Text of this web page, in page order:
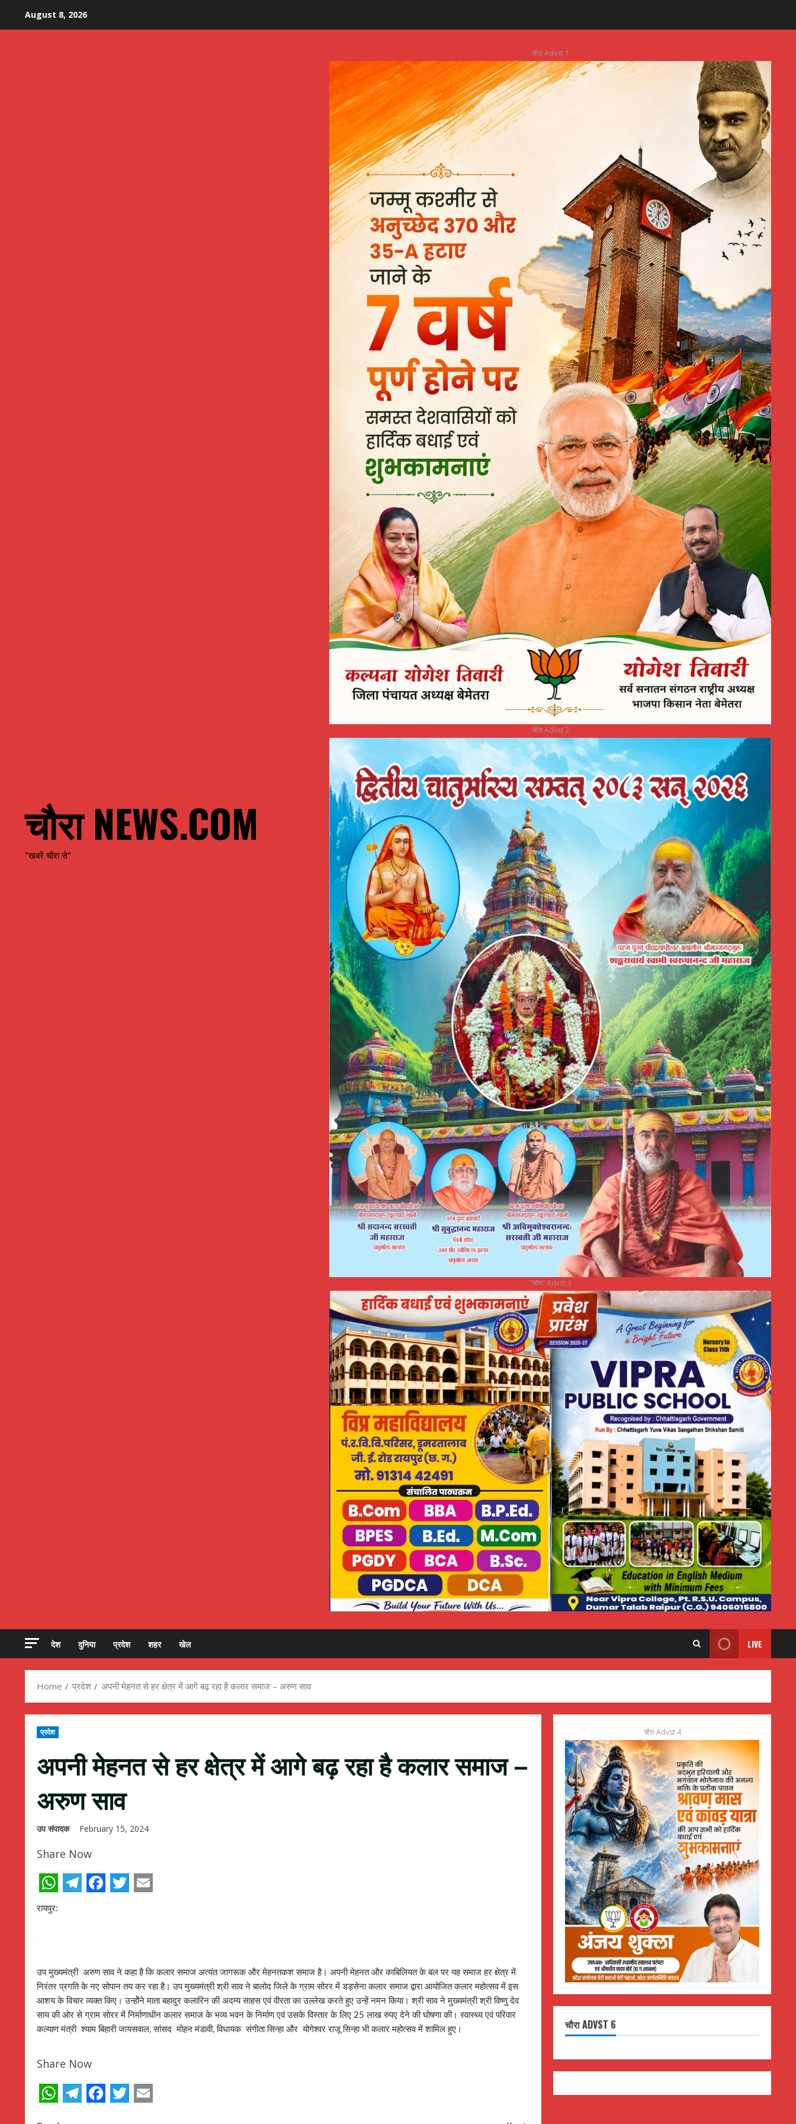
August 8, 2026
चौरा NEWS.COM
"खबरें चौरा से"
चौरा Advst 1
चौरा Advst 2
"चौरा' Advst 3
देश दुनिया प्रदेश शहर खेल LIVE
Home प्रदेश अपनी मेहनत से हर क्षेत्र में आगे बढ़ रहा है कलार समाज – अरुण साव
प्रदेश
अपनी मेहनत से हर क्षेत्र में आगे बढ़ रहा है कलार समाज –
अरुण साव
उप संपादक February 15, 2024
Share Now
WhatsApp
रायपुर:
उप मुख्यमंत्री अरुण साव ने कहा है कि कलार समाज अत्यंत जागरूक और मेहनतकश समाज है। अपनी मेहनत और काबिलियत के बल पर यह समाज हर क्षेत्र में
निरंतर प्रगति के नए सोपान तय कर रहा है। उप मुख्यमंत्री श्री साव ने बालोद जिले के ग्राम सोरर में डड़सेना कलार समाज द्वारा आयोजित कलार महोत्सव में इस
आशय के विचार व्यक्त किए। उन्होेंने माता बहादुर कलारिन की अदम्य साहस एवं वीरता का उल्लेख करते हुए उन्हें नमन किया। श्री साव ने मुख्यमंत्री श्री विष्णु देव
साय की ओर से ग्राम सोरर में निर्माणाधीन कलार समाज के भव्य भवन के निर्माण एवं उसके विस्तार के लिए 25 लाख रुपए देने की घोषणा की। स्वास्थ्य एवं परिवार
कल्याण मंत्री श्याम बिहारी जायसवाल, सांसद मोहन मंडावी, विधायक संगीता सिन्हा और योगेश्वर राजू सिन्हा भी कलार महोत्सव में शामिल हुए।
Share Now
WhatsApp
Telegram
Facebook
Twitter
Email
चौरा Advst 4
चौरा ADVST 6